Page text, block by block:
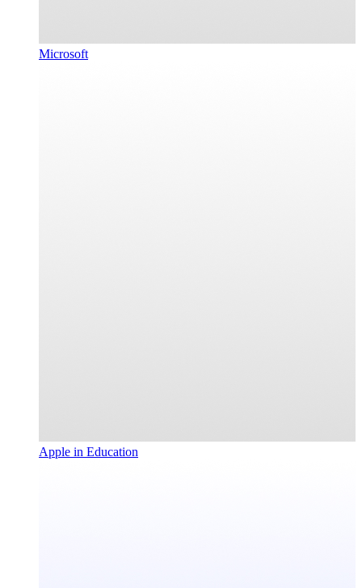
Microsoft
Apple in Education